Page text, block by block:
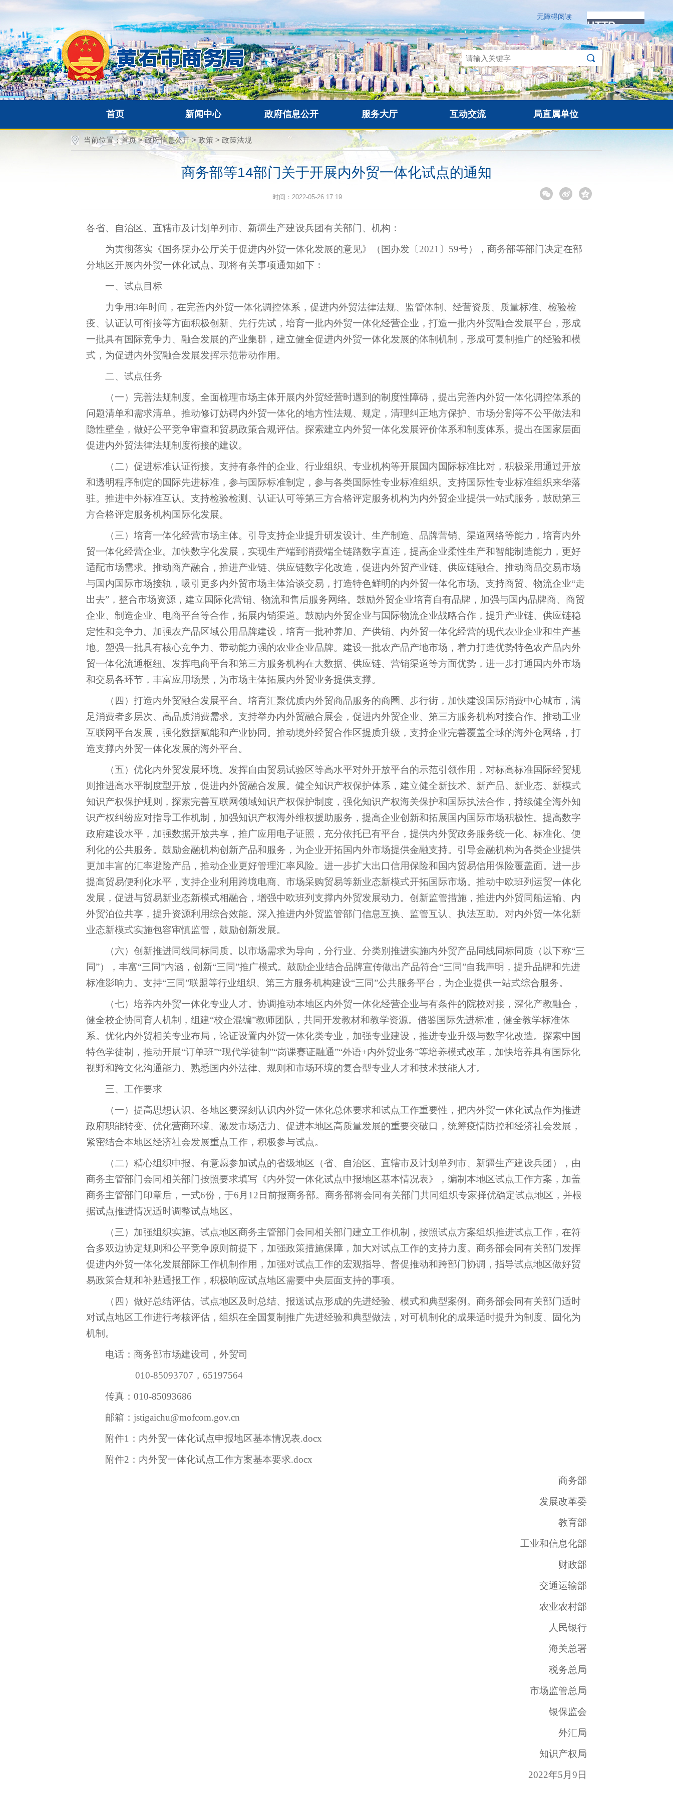
无障碍阅读
首页 新闻中心 政府信息公开 服务大厅 互动交流 局直属单位
当前位置：首页>政府信息公开> 政策 > 政策法规
商务部等14部门关于开展内外贸一体化试点的通知
时间：2022-05-26 17:19
各省、自治区、直辖市及计划单列市、新疆生产建设兵团有关部门、机构：
为贯彻落实《国务院办公厅关于促进内外贸一体化发展的意见》（国办发〔 2021 〕 59号），商务部等部门决定在部
分地区开展内外贸一体化试点。现将有关事项通知如下：
一、试点目标
力争用3年时间，在完善内外贸一体化调控体系，促进内外贸法律法规、监管体制、经营资质、质量标准、检验检
疫、认证认可衔接等方面积极创新、先行先试，培育一批内外贸一体化经营企业，打造一批内外贸融合发展平台，形成
一批具有国际竞争力、融合发展的产业集群，建立健全促进内外贸一体化发展的体制机制，形成可复制推广的经验和模
式，为促进内外贸融合发展发挥示范带动作用。
二、试点任务
（一）完善法规制度。全面梳理市场主体开展内外贸经营时遇到的制度性障碍，提出完善内外贸一体化调控体系的
问题清单和需求清单。推动修订妨碍内外贸一体化的地方性法规、规定，清理纠正地方保护、市场分割等不公平做法和
隐性壁垒，做好公平竞争审查和贸易政策合规评估。探索建立内外贸一体化发展评价体系和制度体系。提出在国家层面
促进内外贸法律法规制度衔接的建议。
（二）促进标准认证衔接。支持有条件的企业、行业组织、专业机构等开展国内国际标准比对，积极采用通过开放
和透明程序制定的国际先进标准，参与国际标准制定，参与各类国际性专业标准组织。支持国际性专业标准组织来华落
驻。推进中外标准互认。支持检验检测、认证认可等第三方合格评定服务机构为内外贸企业提供一站式服务，鼓励第三
方合格评定服务机构国际化发展。
（三）培育一体化经营市场主体。引导支持企业提升研发设计、生产制造、品牌营销、渠道网络等能力，培育内外
贸一体化经营企业。加快数字化发展，实现生产端到消费端全链路数字直连，提高企业柔性生产和智能制造能力，更好
适配市场需求。推动商产融合，推进产业链、供应链数字化改造，促进内外贸产业链、供应链融合。推动商品交易市场
与国内国际市场接轨，吸引更多内外贸市场主体洽谈交易，打造特色鲜明的内外贸一体化市场。支持商贸、物流企业“走
出去”，整合市场资源，建立国际化营销、物流和售后服务网络。鼓励外贸企业培育自有品牌，加强与国内品牌商、商贸
企业、制造企业、电商平台等合作，拓展内销渠道。鼓励内外贸企业与国际物流企业战略合作，提升产业链、供应链稳
定性和竞争力。加强农产品区域公用品牌建设，培育一批种养加、产供销、内外贸一体化经营的现代农业企业和生产基
地。塑强一批具有核心竞争力、带动能力强的农业企业品牌。建设一批农产品产地市场，着力打造优势特色农产品内外
贸一体化流通枢纽。发挥电商平台和第三方服务机构在大数据、供应链、营销渠道等方面优势，进一步打通国内外市场
和交易各环节，丰富应用场景，为市场主体拓展内外贸业务提供支撑。
（四）打造内外贸融合发展平台。培育汇聚优质内外贸商品服务的商圈、步行街，加快建设国际消费中心城市，满
足消费者多层次、高品质消费需求。支持举办内外贸融合展会，促进内外贸企业、第三方服务机构对接合作。推动工业
互联网平台发展，强化数据赋能和产业协同。推动境外经贸合作区提质升级，支持企业完善覆盖全球的海外仓网络，打
造支撑内外贸一体化发展的海外平台。
（五）优化内外贸发展环境。发挥自由贸易试验区等高水平对外开放平台的示范引领作用，对标高标准国际经贸规
则推进高水平制度型开放，促进内外贸融合发展。健全知识产权保护体系，建立健全新技术、新产品、新业态、新模式
知识产权保护规则，探索完善互联网领域知识产权保护制度，强化知识产权海关保护和国际执法合作，持续健全海外知
识产权纠纷应对指导工作机制，加强知识产权海外维权援助服务，提高企业创新和拓展国内国际市场积极性。提高数字
政府建设水平，加强数据开放共享，推广应用电子证照，充分依托已有平台，提供内外贸政务服务统一化、标准化、便
利化的公共服务。鼓励金融机构创新产品和服务，为企业开拓国内外市场提供金融支持。引导金融机构为各类企业提供
更加丰富的汇率避险产品，推动企业更好管理汇率风险。进一步扩大出口信用保险和国内贸易信用保险覆盖面。进一步
提高贸易便利化水平，支持企业利用跨境电商、市场采购贸易等新业态新模式开拓国际市场。推动中欧班列运贸一体化
发展，促进与贸易新业态新模式相融合，增强中欧班列支撑内外贸发展动力。创新监管措施，推进内外贸同船运输、内
外贸泊位共享，提升资源利用综合效能。深入推进内外贸监管部门信息互换、监管互认、执法互助。对内外贸一体化新
业态新模式实施包容审慎监管，鼓励创新发展。
（六）创新推进同线同标同质。以市场需求为导向，分行业、分类别推进实施内外贸产品同线同标同质（以下称“三
同”），丰富“三同”内涵，创新“三同”推广模式。鼓励企业结合品牌宣传做出产品符合“三同”自我声明，提升品牌和先进
标准影响力。支持“三同”联盟等行业组织、第三方服务机构建设“三同”公共服务平台，为企业提供一站式综合服务。
（七）培养内外贸一体化专业人才。协调推动本地区内外贸一体化经营企业与有条件的院校对接，深化产教融合，
健全校企协同育人机制，组建“校企混编”教师团队，共同开发教材和教学资源。借鉴国际先进标准，健全教学标准体
系。优化内外贸相关专业布局，论证设置内外贸一体化类专业，加强专业建设，推进专业升级与数字化改造。探索中国
特色学徒制，推动开展“订单班”“现代学徒制”“岗课赛证融通”“外语+内外贸业务”等培养模式改革，加快培养具有国际化
视野和跨文化沟通能力、熟悉国内外法律、规则和市场环境的复合型专业人才和技术技能人才。
三、工作要求
（一）提高思想认识。各地区要深刻认识内外贸一体化总体要求和试点工作重要性，把内外贸一体化试点作为推进
政府职能转变、优化营商环境、激发市场活力、促进本地区高质量发展的重要突破口，统筹疫情防控和经济社会发展，
紧密结合本地区经济社会发展重点工作，积极参与试点。
（二）精心组织申报。有意愿参加试点的省级地区（省、自治区、直辖市及计划单列市、新疆生产建设兵团），由
商务主管部门会同相关部门按照要求填写《内外贸一体化试点申报地区基本情况表》，编制本地区试点工作方案，加盖
商务主管部门印章后，一式6份，于6 月 12 日前报商务部。商务部将会同有关部门共同组织专家择优确定试点地区，并根
据试点推进情况适时调整试点地区。
（三）加强组织实施。试点地区商务主管部门会同相关部门建立工作机制，按照试点方案组织推进试点工作，在符
合多双边协定规则和公平竞争原则前提下，加强政策措施保障，加大对试点工作的支持力度。商务部会同有关部门发挥
促进内外贸一体化发展部际工作机制作用，加强对试点工作的宏观指导、督促推动和跨部门协调，指导试点地区做好贸
易政策合规和补贴通报工作，积极响应试点地区需要中央层面支持的事项。
（四）做好总结评估。试点地区及时总结、报送试点形成的先进经验、模式和典型案例。商务部会同有关部门适时
对试点地区工作进行考核评估，组织在全国复制推广先进经验和典型做法，对可机制化的成果适时提升为制度、固化为
机制。
电话：商务部市场建设司，外贸司
010-85093707 ， 65197564
传真： 010-85093686
邮箱： jstigaichu@mofcom.gov.cn
附件1 ：内外贸一体化试点申报地区基本情况表.docx
附件2 ：内外贸一体化试点工作方案基本要求.docx
商务部
发展改革委
教育部
工业和信息化部
财政部
交通运输部
农业农村部
人民银行
海关总署
税务总局
市场监管总局
银保监会
外汇局
知识产权局
2022年5 月 9 日